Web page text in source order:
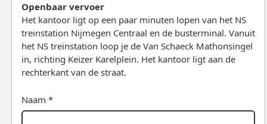
Openbaar vervoer
Het kantoor ligt op een paar minuten lopen van het NS
treinstation Nijmegen Centraal en de busterminal. Vanuit
het NS treinstation loop je de Van Schaeck Mathonsingel
in, richting Keizer Karelplein. Het kantoor ligt aan de
rechterkant van de straat.
Naam *